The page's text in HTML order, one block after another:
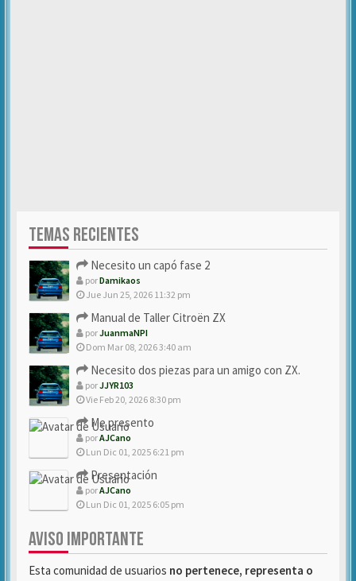
TEMAS RECIENTES
Necesito un capó fase 2
porDamikaos
Jue Jun 25, 2026 11:32 pm
Manual de Taller Citroën ZX
porJuanmaNPI
Dom Mar 08, 2026 3:40 am
Necesito dos piezas para un amigo con ZX.
porJJYR103
Vie Feb 20, 2026 8:30 pm
Me presento
porAJCano
Lun Dic 01, 2025 6:21 pm
Presentación
porAJCano
Lun Dic 01, 2025 6:05 pm
AVISO IMPORTANTE
Esta comunidad de usuarios no pertenece, representa o